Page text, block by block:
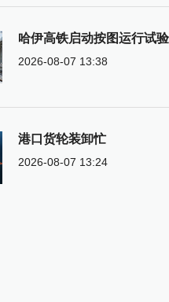
哈伊高铁启动按图运行试验
2026-08-07 13:38
港口货轮装卸忙
2026-08-07 13:24